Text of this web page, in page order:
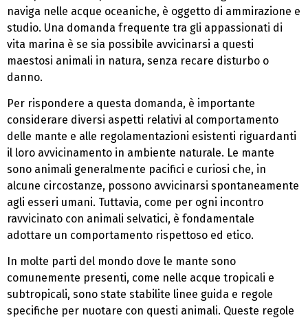
naviga nelle acque oceaniche, è oggetto di ammirazione e
studio. Una domanda frequente tra gli appassionati di
vita marina è se sia possibile avvicinarsi a questi
maestosi animali in natura, senza recare disturbo o
danno.
Per rispondere a questa domanda, è importante
considerare diversi aspetti relativi al comportamento
delle mante e alle regolamentazioni esistenti riguardanti
il loro avvicinamento in ambiente naturale. Le mante
sono animali generalmente pacifici e curiosi che, in
alcune circostanze, possono avvicinarsi spontaneamente
agli esseri umani. Tuttavia, come per ogni incontro
ravvicinato con animali selvatici, è fondamentale
adottare un comportamento rispettoso ed etico.
In molte parti del mondo dove le mante sono
comunemente presenti, come nelle acque tropicali e
subtropicali, sono state stabilite linee guida e regole
specifiche per nuotare con questi animali. Queste regole